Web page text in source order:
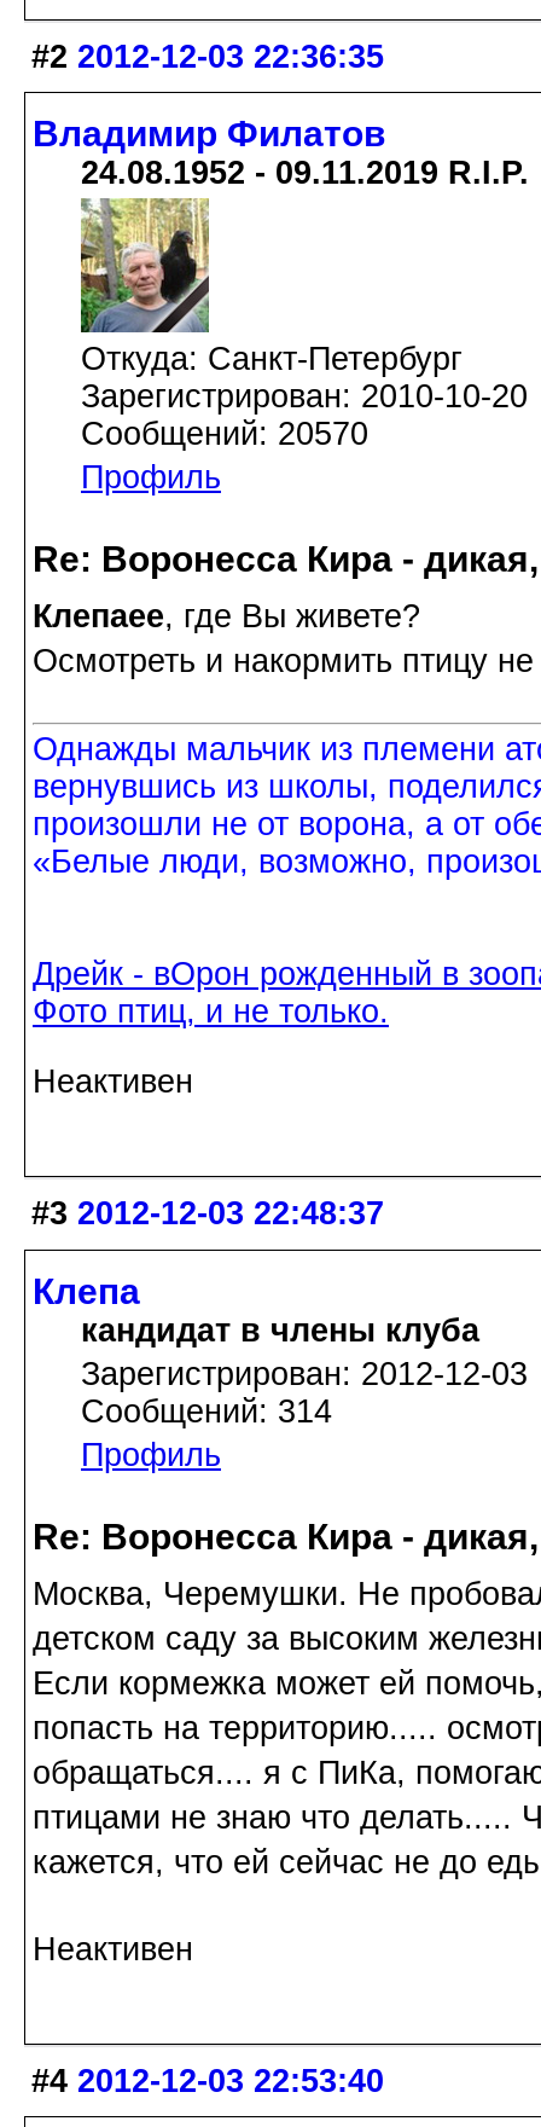
#2 2012-12-03 22:36:35
Владимир Филатов
24.08.1952 - 09.11.2019 R.I.P.
Откуда: Санкт-Петербург
Зарегистрирован: 2010-10-20
Сообщений: 20570
Профиль
Re: Воронесса Кира -
Клепаee, где Вы живете?
Осмотреть и накормить птицу
Однажды мальчик из племени
вернувшись из школы,
произошли не от ворона, а от
«Белые люди, возможно,
Дрейк - вОрон рожденный в
Фото птиц, и не только.
Неактивен
#3 2012-12-03 22:48:37
Клепа
кандидат в члены клуба
Зарегистрирован: 2012-12-03
Сообщений: 314
Профиль
Re: Воронесса Кира -
Москва, Черемушки. Не
детском саду за высоким
Если кормежка может ей
попасть на территорию.....
обращаться.... я с ПиКа,
птицами не знаю что делать.....
кажется, что ей сейчас не до
Неактивен
#4 2012-12-03 22:53:40